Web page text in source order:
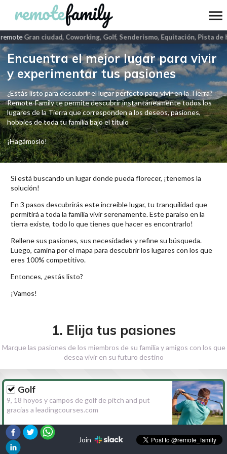
Gran ciudad, Coworking, Golf, Senderismo, Equitación, Pista de
Encuentra el mejor lugar para vivir
y experimentar tus pasiones
¿Estás listo para descubrir el lugar perfecto para vivir en la Tierra?
Remote-Family te permite descubrir instantáneamente todos los
lugares de la Tierra que corresponden a los deseos, pasiones,
hobbies de toda tu familia bajo el título
¡Hagámoslo!
Si está buscando un lugar donde pueda florecer, ¡tenemos la
solución!
En 3 pasos descubrirás este increíble lugar, tu tranquilidad que
permitirá a toda la familia vivir serenamente. Este paraíso en la
tierra existe, todo lo que tienes que hacer es encontrarlo!
Rellene sus pasiones, sus necesidades y refine su búsqueda.
Luego, camina por el mapa para descubrir los lugares con los que
eres 100% competitivo.
Entonces, ¿estás listo?
¡Vamos!
1. Elija tus pasiones
Marque las pasiones de los miembros de su familia y amigos con los que
desea vivir en su futuro destino
Golf
9, 18 hoyos y campos de golf de pitch and put
gracias a leadingcourses.com
Senderismo
Join